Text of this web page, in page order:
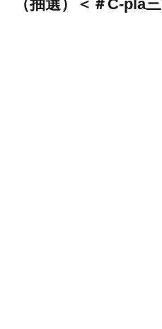
（抽選）＜＃C-pla